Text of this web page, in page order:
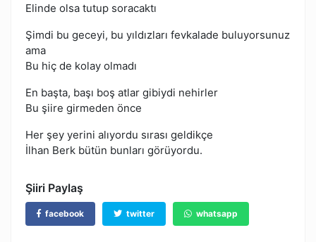
Elinde olsa tutup soracaktı
Şimdi bu geceyi, bu yıldızları fevkalade buluyorsunuz
ama
Bu hiç de kolay olmadı
En başta, başı boş atlar gibiydi nehirler
Bu şiire girmeden önce
Her şey yerini alıyordu sırası geldikçe
İlhan Berk bütün bunları görüyordu.
Şiiri Paylaş
facebook twitter whatsapp